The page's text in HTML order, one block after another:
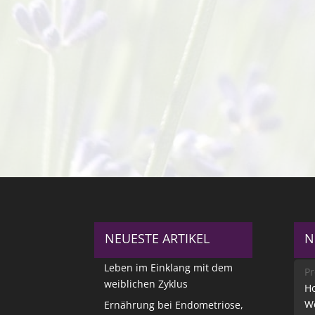
NEUESTE ARTIKEL
Leben im Einklang mit dem
weiblichen Zyklus
Ernährung bei Endometriose,